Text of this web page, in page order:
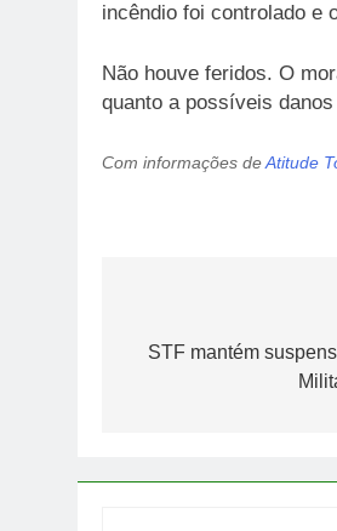
incêndio foi controlado e
Não houve feridos. O
quanto a possíveis
Com informações deAtitude
deSTF mantém